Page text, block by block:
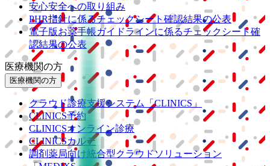
安心安全への取り組み
PHR指針に係るチェックシート確認結果の公表
電子版お薬手帳ガイドラインに係るチェックシート確
認結果の公表
医療機関の方
医療機関の方
クラウド診療支援システム
「CLINICS」
CLINICS予約
CLINICSオンライン診療
CLINICSカルテ
調剤薬局向け統合型クラウドソリューション